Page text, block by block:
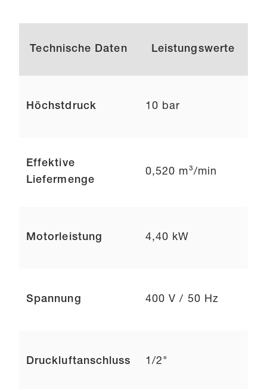
Technische Daten Leistungswerte
Höchstdruck 10 bar
Effektive
Liefermenge
0,520 m³/min
Motorleistung 4,40 kW
Spannung 400 V / 50 Hz
Druckluftanschluss 1/2"